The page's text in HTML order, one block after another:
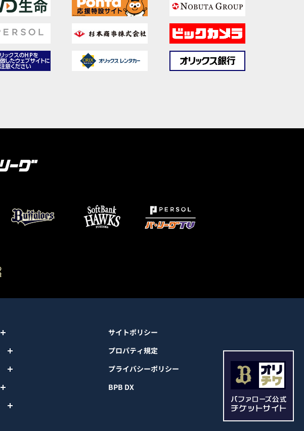
サイトポリシー
プロパティ規定
プライバシーポリシー
BPB DX